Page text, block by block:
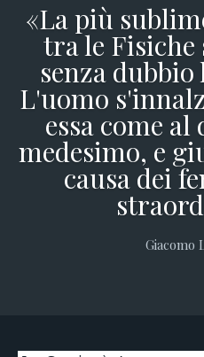
«La più
tra le Fisiche
senza
L'uomo
essa come
medesimo, e
causa dei
Giacomo